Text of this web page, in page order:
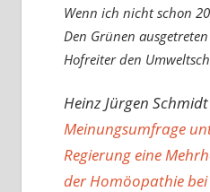
Wenn ich nicht schon
Den Grünen
Hofreiter den
Heinz Jürgen Schmidt
Meinungsumfrage
Regierung eine
der Homöopathie